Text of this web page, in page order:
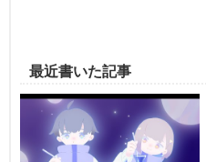
最近書いた記事